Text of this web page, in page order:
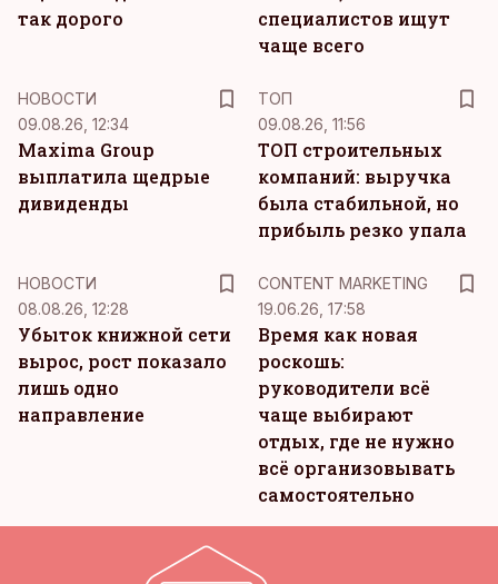
так дорого
специалистов ищут
чаще всего
НОВОСТИ
09.08.26, 12:34
Maxima Group
выплатила щедрые
дивиденды
ТОП
09.08.26, 11:56
ТОП строительных
компаний: выручка
была стабильной, но
прибыль резко упала
НОВОСТИ
08.08.26, 12:28
Убыток книжной сети
вырос, рост показало
лишь одно
направление
CONTENT MARKETING
19.06.26, 17:58
Время как новая
роскошь:
руководители всё
чаще выбирают
отдых, где не нужно
всё организовывать
самостоятельно